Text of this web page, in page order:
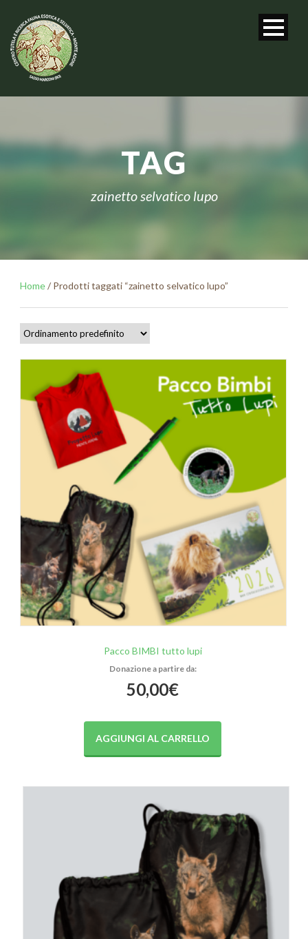
TAG
zainetto selvatico lupo
Home/ Prodotti taggati “zainetto selvatico lupo”
Pacco BIMBI tutto lupi
50,00€
AGGIUNGI AL CARRELLO